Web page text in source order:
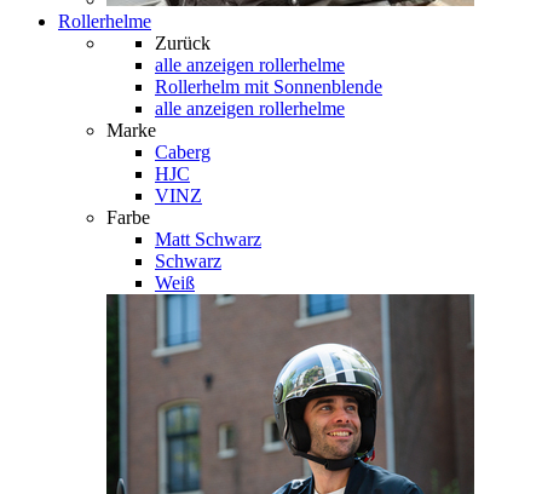
Rollerhelme
Zurück
alle anzeigen rollerhelme
Rollerhelm mit Sonnenblende
alle anzeigen rollerhelme
Marke
Caberg
HJC
VINZ
Farbe
Matt Schwarz
Schwarz
Weiß